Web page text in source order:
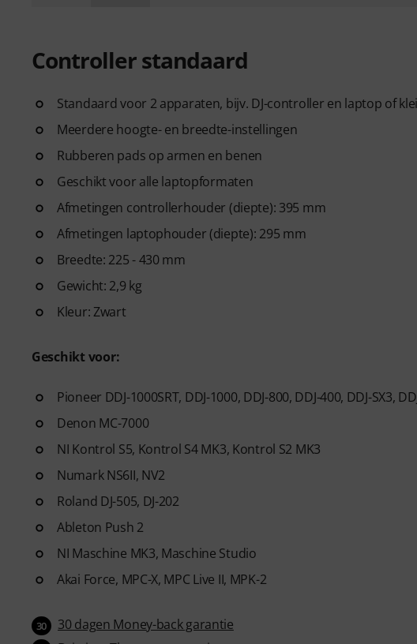
Controller standaard
Standaard voor 2 apparaten, bijv. DJ-controller en laptop of
Meerdere hoogte- en breedte-instellingen
Rubberen pads op armen en benen
Geschikt voor alle laptopformaten
Afmetingen controllerhouder (diepte): 395 mm
Afmetingen laptophouder (diepte): 295 mm
Breedte: 225 - 430 mm
Gewicht: 2,9 kg
Kleur: Zwart
Geschikt voor:
Pioneer DDJ-1000SRT, DDJ-1000, DDJ-800, DDJ-400, DDJ-SX3,
Denon MC-7000
NI Kontrol S5, Kontrol S4 MK3, Kontrol S2 MK3
Numark NS6II, NV2
Roland DJ-505, DJ-202
Ableton Push 2
NI Maschine MK3, Maschine Studio
Akai Force, MPC-X, MPC Live II, MPK-2
30 30 dagen Money-back garantie